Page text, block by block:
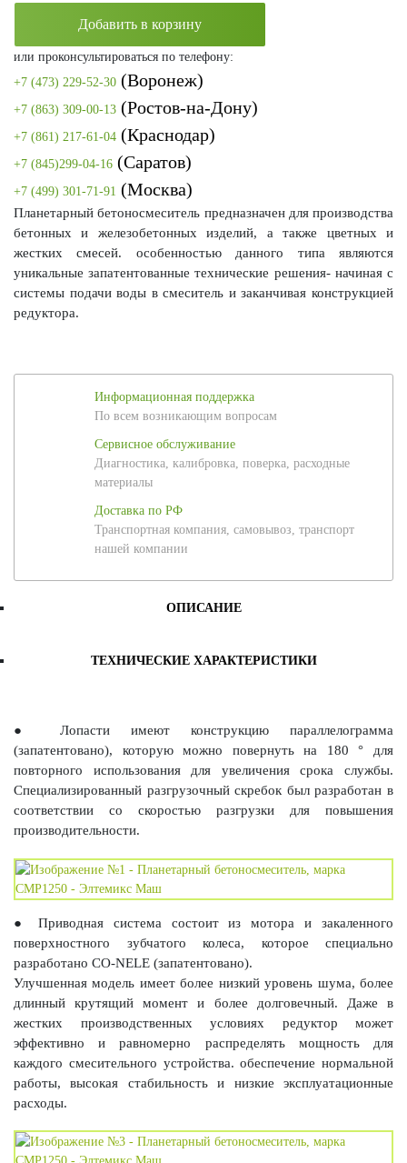
Добавить в корзину
или проконсультироваться по телефону:
+7 (473) 229-52-30 (Воронеж)
+7 (863) 309-00-13 (Ростов-на-Дону)
+7 (861) 217-61-04 (Краснодар)
+7 (845)299-04-16 (Саратов)
+7 (499) 301-71-91 (Москва)
Планетарный бетоносмеситель предназначен для производства
бетонных и железобетонных изделий, а также цветных и
жестких смесей. особенностью данного типа являются
уникальные запатентованные технические решения- начиная с
системы подачи воды в смеситель и заканчивая конструкцией
редуктора.
Информационная поддержка
По всем возникающим вопросам
Сервисное обслуживание
Диагностика, калибровка, поверка, расходные
материалы
Доставка по РФ
Транспортная компания, самовывоз, транспорт
нашей компании
ОПИСАНИЕ
ТЕХНИЧЕСКИЕ ХАРАКТЕРИСТИКИ
● Лопасти имеют конструкцию параллелограмма
(запатентовано), которую можно повернуть на 180 ° для
повторного использования для увеличения срока службы.
Специализированный разгрузочный скребок был разработан в
соответствии со скоростью разгрузки для повышения
производительности.
● Приводная система состоит из мотора и закаленного
поверхностного зубчатого колеса, которое специально
разработано CO-NELE (запатентовано).
Улучшенная модель имеет более низкий уровень шума, более
длинный крутящий момент и более долговечный. Даже в
жестких производственных условиях редуктор может
эффективно и равномерно распределять мощность для
каждого смесительного устройства. обеспечение нормальной
работы, высокая стабильность и низкие эксплуатационные
расходы.